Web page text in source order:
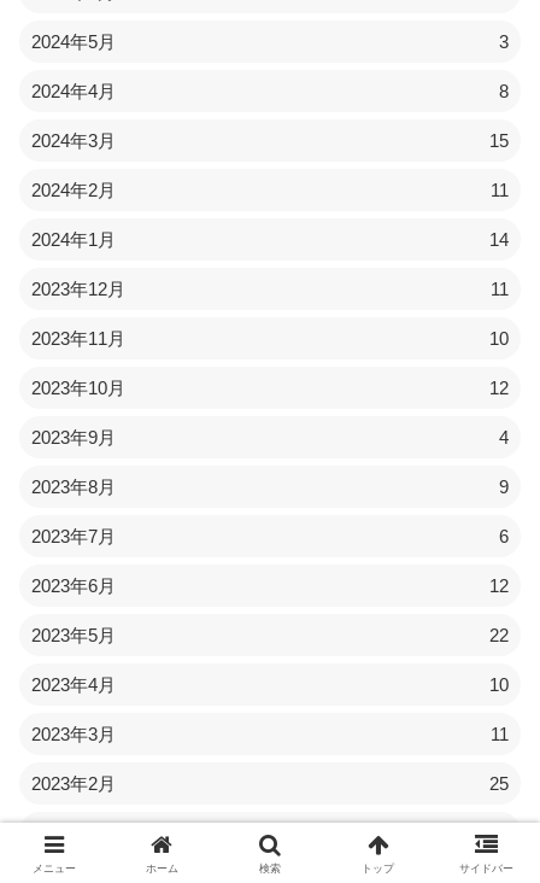
2024年5月 3
2024年4月 8
2024年3月 15
2024年2月 11
2024年1月 14
2023年12月 11
2023年11月 10
2023年10月 12
2023年9月 4
2023年8月 9
2023年7月 6
2023年6月 12
2023年5月 22
2023年4月 10
2023年3月 11
2023年2月 25
2023年1月 15
メニュー ホーム 検索 トップ サイドバー